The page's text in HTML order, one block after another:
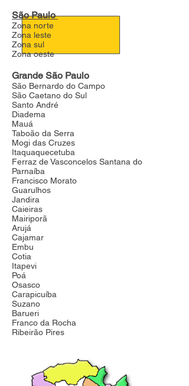
São Paulo
Zona norte
Zona leste
Zona sul
Zona oeste
Grande São Paulo
São Bernardo do Campo
São Caetano do Sul
Santo André
Diadema
Mauá
Taboão da Serra
Mogi das Cruzes
Itaquaquecetuba
Ferraz de Vasconcelos Santana do
Parnaíba
Francisco Morato
Guarulhos
Jandira
Caieiras
Mairiporã
Arujá
Cajamar
Embu
Cotia
Itapevi
Poá
Osasco
Carapicuíba
Suzano
Barueri
Franco da Rocha
Ribeirão Pires